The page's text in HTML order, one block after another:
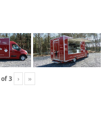
of3 › »